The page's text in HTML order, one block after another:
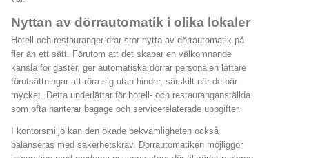
Nyttan av dörrautomatik i olika lokaler
Hotell och restauranger drar stor nytta av dörrautomatik på
fler än ett sätt. Förutom att det skapar en välkomnande
känsla för gäster, ger automatiska dörrar personalen lättare
förutsättningar att röra sig utan hinder, särskilt när de bär
mycket. Detta underlättar för hotell- och restauranganställda
som ofta hanterar bagage och servicerelaterade uppgifter.
I kontorsmiljö kan den ökade bekvämligheten också
balanseras med säkerhetskrav. Dörrautomatiken möjliggör